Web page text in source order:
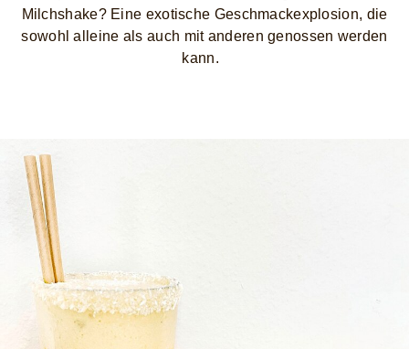
Milchshake? Eine exotische Geschmackexplosion, die
sowohl alleine als auch mit anderen genossen werden
kann.